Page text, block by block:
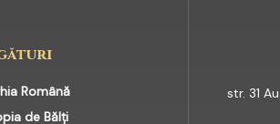
Română
de Bălți
str. 31